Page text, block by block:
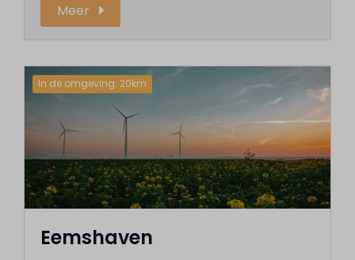
Meer
In de omgeving: 20km
Eemshaven